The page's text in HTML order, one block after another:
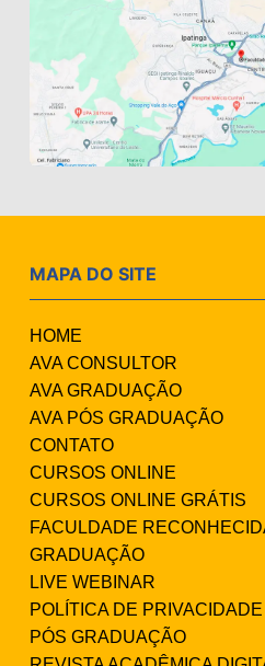
MAPA DO SITE
HOME
AVA CONSULTOR
AVA GRADUAÇÃO
AVA PÓS GRADUAÇÃO
CONTATO
CURSOS ONLINE
CURSOS ONLINE GRÁTIS
FACULDADE
GRADUAÇÃO
LIVE WEBINAR
POLÍTICA DE PRIVACIDADE
PÓS GRADUAÇÃO